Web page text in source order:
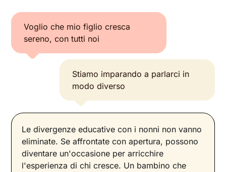
Voglio che mio figlio cresca
sereno, con tutti noi
Stiamo imparando a parlarci in
modo diverso
Le divergenze educative con i nonni non vanno
eliminate. Se affrontate con apertura, possono
diventare un'occasione per arricchire
l'esperienza di chi cresce. Un bambino che